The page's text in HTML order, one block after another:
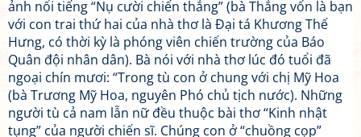
ảnh nổi tiếng “Nụ cười chiến thắng” (bà Thắng vốn là bạn
với con trai thứ hai của nhà thơ là Đại tá Khương Thế
Hưng, có thời kỳ là phóng viên chiến trường của Báo
Quân đội nhân dân). Bà nói với nhà thơ lúc đó tuổi đã
ngoại chín mươi: “Trong tù con ở chung với chị Mỹ Hoa
(bà Trương Mỹ Hoa, nguyên Phó chủ tịch nước). Những
người tù cả nam lẫn nữ đều thuộc bài thơ “Kinh nhật
tụng” của người chiến sĩ. Chúng con ở “chuồng cọp”